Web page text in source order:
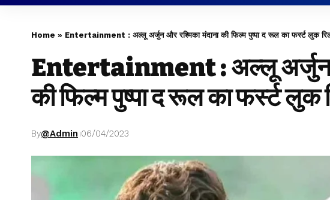
Home » Entertainment : अल्लू अर्जुन और रश्मिका मंदाना की फिल्म पुष्पा द रूल का फर्स्ट लुक
Entertainment : अल्लू अर्जुन
की फिल्म पुष्पा द रूल का फर्स्ट लुक
By@Admin 06/04/2023